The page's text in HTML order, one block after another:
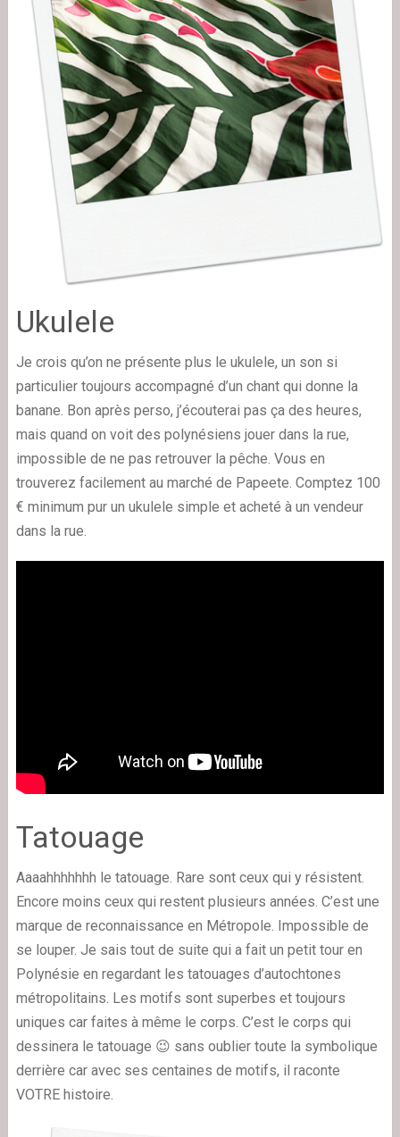
Ukulele
Je crois qu’on ne présente plus le ukulele, un son si
particulier toujours accompagné d’un chant qui donne la
banane. Bon après perso, j’écouterai pas ça des heures,
mais quand on voit des polynésiens jouer dans la rue,
impossible de ne pas retrouver la pêche. Vous en
trouverez facilement au marché de Papeete. Comptez 100
€ minimum pur un ukulele simple et acheté à un vendeur
dans la rue.
Tatouage
Aaaahhhhhhh le tatouage. Rare sont ceux qui y résistent.
Encore moins ceux qui restent plusieurs années. C’est une
marque de reconnaissance en Métropole. Impossible de
se louper. Je sais tout de suite qui a fait un petit tour en
Polynésie en regardant les tatouages d’autochtones
métropolitains. Les motifs sont superbes et toujours
uniques car faites à même le corps. C’est le corps qui
dessinera le tatouage 😉 sans oublier toute la symbolique
derrière car avec ses centaines de motifs, il raconte
VOTRE histoire.